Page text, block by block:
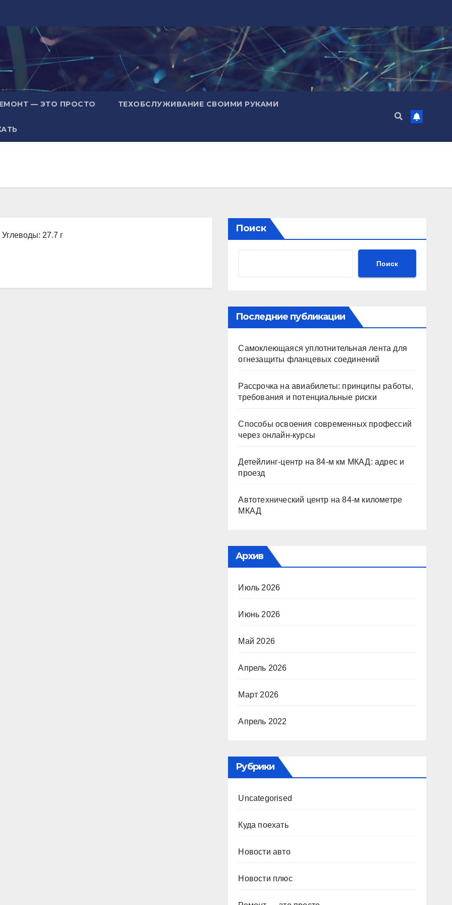
— ЭТО ПРОСТО ТЕХОБСЛУЖИВАНИЕ СВОИМИ РУКАМИ
27.7 г
Поиск
Поиск
Последние публикации
Самоклеющаяся уплотнительная лента для
огнезащиты фланцевых соединений
Рассрочка на авиабилеты: принципы работы,
требования и потенциальные риски
Способы освоения современных профессий
через онлайн-курсы
Детейлинг-центр на 84-м км МКАД: адрес и
проезд
Автотехнический центр на 84-м километре
МКАД
Архив
Июль 2026
Июнь 2026
Май 2026
Апрель 2026
Март 2026
Апрель 2022
Рубрики
Uncategorised
Куда поехать
Новости авто
Новости плюс